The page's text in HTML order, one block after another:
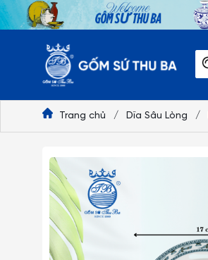
Trang chủ / Dĩa Sâu Lòng /